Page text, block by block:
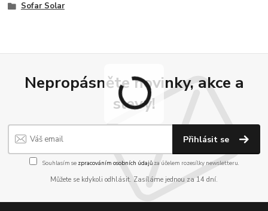
Sofar Solar
Nepropásněte novinky, akce a
slevy!
Přihlásit se
Souhlasím se zpracováním osobních údajůza účelem rozesílky newsletteru.
Můžete se kdykoli odhlásit. Zasíláme jednou za 14 dní.